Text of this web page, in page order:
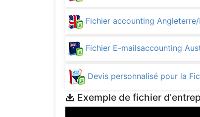
Fichier accounting
Fichier E-mailsaccounting
Devis personnalisé pour la
Exemple de fichier